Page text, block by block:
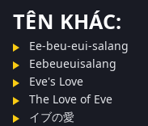
TÊN KHÁC:
Ee-beu-eui-salang
Eebeueuisalang
Eve's Love
The Love of Eve
イブの愛